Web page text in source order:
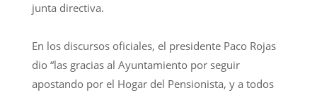
junta directiva.
En los discursos oficiales, el presidente Paco Rojas
dio “las gracias al Ayuntamiento por seguir
apostando por el Hogar del Pensionista, y a todos